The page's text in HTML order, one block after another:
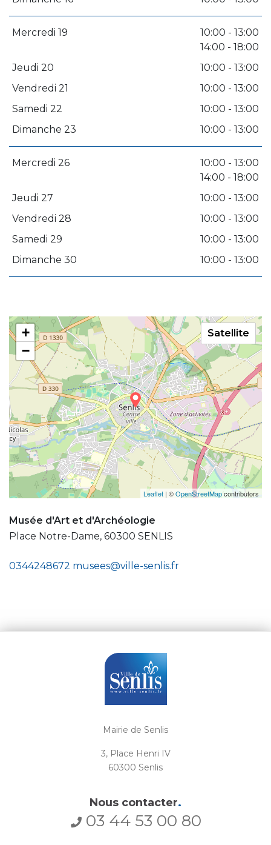
Mercredi 19
10:00 - 13:00
14:00 - 18:00
Jeudi 20
10:00 - 13:00
Vendredi 21
10:00 - 13:00
Samedi 22
10:00 - 13:00
Dimanche 23
10:00 - 13:00
Mercredi 26
10:00 - 13:00
14:00 - 18:00
Jeudi 27
10:00 - 13:00
Vendredi 28
10:00 - 13:00
Samedi 29
10:00 - 13:00
Dimanche 30
10:00 - 13:00
+
−
Leaflet | ©OpenStreetMapcontributors
Satellite
Musée d'Art et d'Archéologie
Place Notre-Dame, 60300 SENLIS
0344248672 musees@ville-senlis.fr
Mairie de Senlis
3, Place Henri IV
60300 Senlis
Nous contacter.
03 44 53 00 80